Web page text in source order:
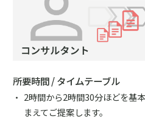
所要時間 / タイムテーブル
2時間から2時間30分ほどを基
まえてご提案します。